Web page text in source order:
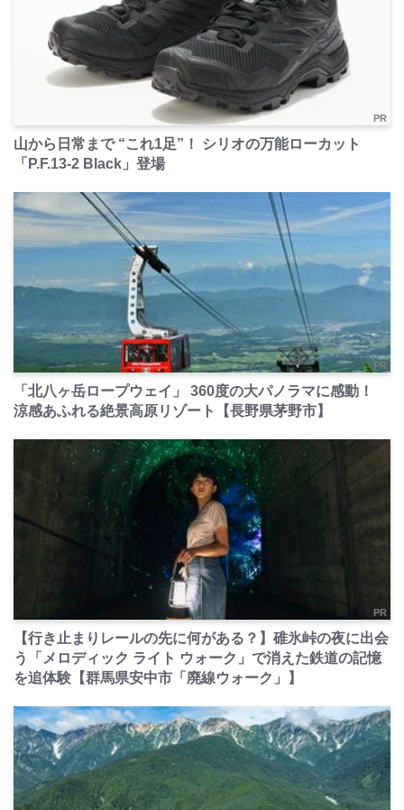
PR
山から日常まで “これ1足”！ シリオの万能ローカット
「P.F.13-2 Black」登場
PR
「北八ヶ岳ロープウェイ」 360度の大パノラマに感動！
涼感あふれる絶景高原リゾート【長野県茅野市】
PR
【行き止まりレールの先に何がある？】碓氷峠の夜に出会
う「メロディック ライト ウォーク」で消えた鉄道の記憶
を追体験【群馬県安中市「廃線ウォーク」】